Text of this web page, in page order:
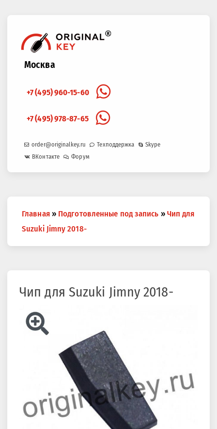
Москва
+7 (495) 960-15-60
+7 (495) 978-87-65
order@originalkey.ru Техподдержка
Skype
ВКонтакте
Форум
здесь
Главная » Подготовленные под запись » Чип для
Suzuki Jimny 2018-
Чип для Suzuki Jimny 2018-